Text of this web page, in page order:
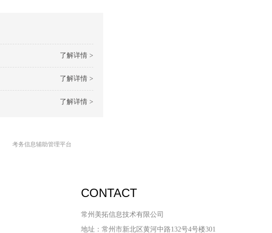
了解详情 >
了解详情 >
了解详情 >
考务信息辅助管理平台
CONTACT
常州美拓信息技术有限公司
地址：常州市新北区黄河中路132号4号楼301